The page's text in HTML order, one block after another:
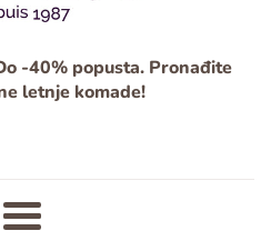
-40% popusta. Pronađite
letnje komade!
Meni